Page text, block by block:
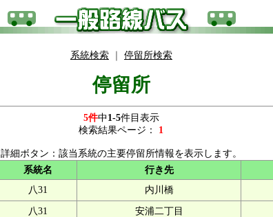
系統検索 停留所検索
停留所
5件中1-5件目表示
検索結果ページ：
1
詳細ボタン：該当系統の主要停留所情報を表示します。
系統名 行き先
八31 内川橋
八31 安浦二丁目